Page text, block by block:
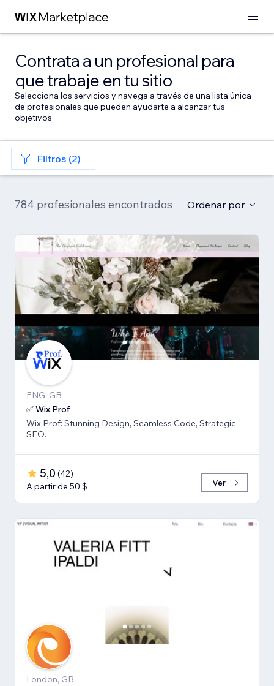
Contrata a un profesional para
que trabaje en tu sitio
Selecciona los servicios y navega a través de una lista única
de profesionales que pueden ayudarte a alcanzar tus
objetivos
Filtros (2)
784 profesionales encontrados Ordenar por
ENG, GB
✅ Wix Prof
Wix Prof: Stunning Design, Seamless Code, Strategic
SEO.
5,0 (42)
A partir de 50 $
Ver
London, GB